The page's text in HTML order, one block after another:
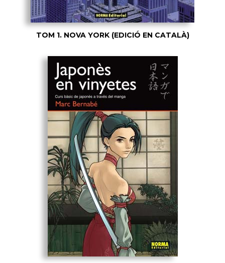
TOM 1. NOVA YORK (EDICIÓ EN CATALÀ)